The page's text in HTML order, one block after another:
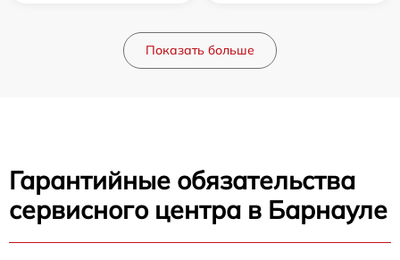
Показать больше
Гарантийные обязательства
сервисного центра в Барнауле